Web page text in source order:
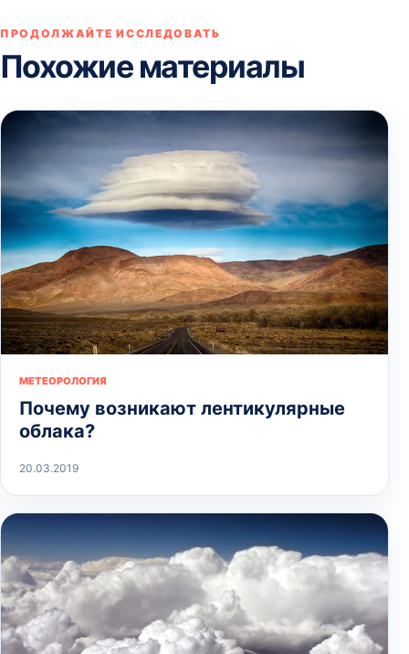
ПРОДОЛЖАЙТЕ ИССЛЕДОВАТЬ
Похожие материалы
МЕТЕОРОЛОГИЯ
Почему возникают лентикулярные
облака?
20.03.2019